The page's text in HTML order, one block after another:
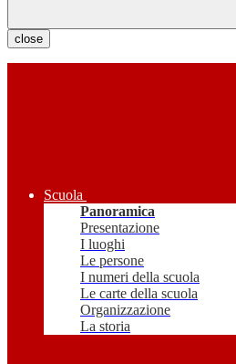
close
Scuola
Panoramica
Presentazione
I luoghi
Le persone
I numeri della scuola
Le carte della scuola
Organizzazione
La storia